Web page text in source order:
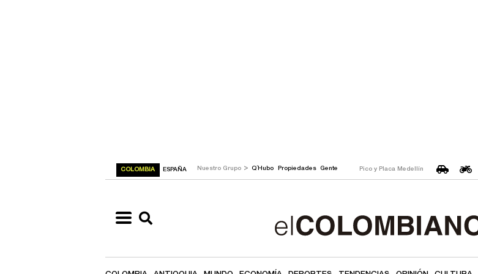
COLOMBIA ESPAÑA Nuestro Grupo > Q´Hubo Propiedades Gente Pico y Placa Medellín